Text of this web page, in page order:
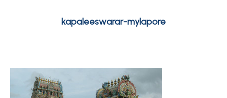
kapaleeswarar-mylapore